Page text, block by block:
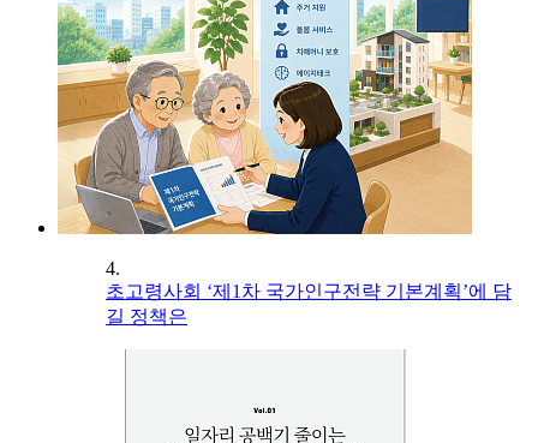
4.
초고령사회 ‘제1차 국가인구전략 기본계획’에 담
길 정책은